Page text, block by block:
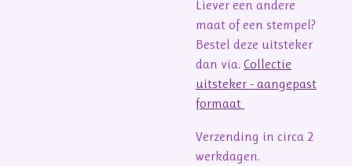
Liever een andere
maat of een stempel?
Bestel deze uitsteker
dan via: Collectie
uitsteker - aangepast
formaat
Verzending in circa 2
werkdagen.